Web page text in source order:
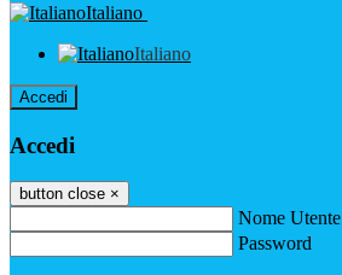
Italiano
Italiano
Accedi
Accedi
button close ×
Nome Utente
Password